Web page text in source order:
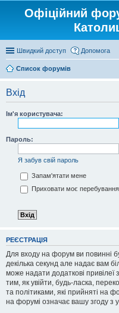
Офіційний
Швидкий доступ Допомога
Список форумів
Вхід
Ім'я користувача:
Пароль:
Я забув свій пароль
Запам'ятати мене
Приховати моє
РЕЄСТРАЦІЯ
Для входу на форум ви повинні
декілька секунд але надає вам
може надати додаткові
тим, як увійти, будь-ласка,
та політиками, які прийняті на
на форумі означає вашу згоду з